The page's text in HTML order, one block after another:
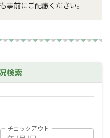
事前にご配慮ください。
検索
チェックアウト